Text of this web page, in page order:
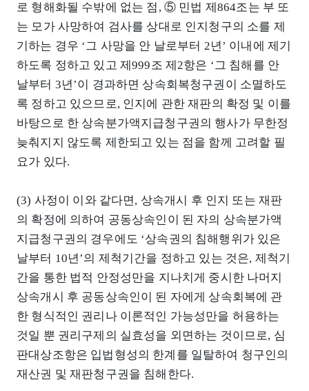
로 형해화될 수밖에 없는 점, ⑤ 민법 제864조는 부 또
는 모가 사망하여 검사를 상대로 인지청구의 소를 제
기하는 경우 ‘그 사망을 안 날로부터 2년’ 이내에 제기
하도록 정하고 있고 제999조 제2항은 ‘그 침해를 안
날부터 3년’이 경과하면 상속회복청구권이 소멸하도
록 정하고 있으므로, 인지에 관한 재판의 확정 및 이를
바탕으로 한 상속분가액지급청구권의 행사가 무한정
늦춰지지 않도록 제한되고 있는 점을 함께 고려할 필
요가 있다.
(3) 사정이 이와 같다면, 상속개시 후 인지 또는 재판
의 확정에 의하여 공동상속인이 된 자의 상속분가액
지급청구권의 경우에도 ‘상속권의 침해행위가 있은
날부터 10년’의 제척기간을 정하고 있는 것은, 제척기
간을 통한 법적 안정성만을 지나치게 중시한 나머지
상속개시 후 공동상속인이 된 자에게 상속회복에 관
한 형식적인 권리나 이론적인 가능성만을 허용하는
것일 뿐 권리구제의 실효성을 외면하는 것이므로, 심
판대상조항은 입법형성의 한계를 일탈하여 청구인의
재산권 및 재판청구권을 침해한다.